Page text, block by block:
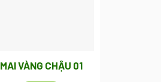
MAI VÀNG CHẬU 01